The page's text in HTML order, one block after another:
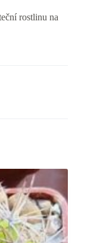
rostlinu na